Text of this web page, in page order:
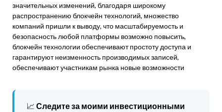
значительных изменений, благодаря широкому
распространению блокчейн технологий, множество
компаний пришли к выводу, что масштабируемость и
безопасность любой платформы возможно повысить,
блокчейн технологии обеспечивают простоту доступа и
гарантируют неизменность производимых записей,
обеспечивают участникам рынка новые возможности
📈 Следите за моими инвестиционными